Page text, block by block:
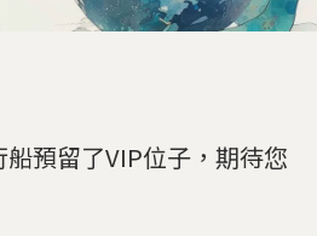
預留了VIP位子，期待您